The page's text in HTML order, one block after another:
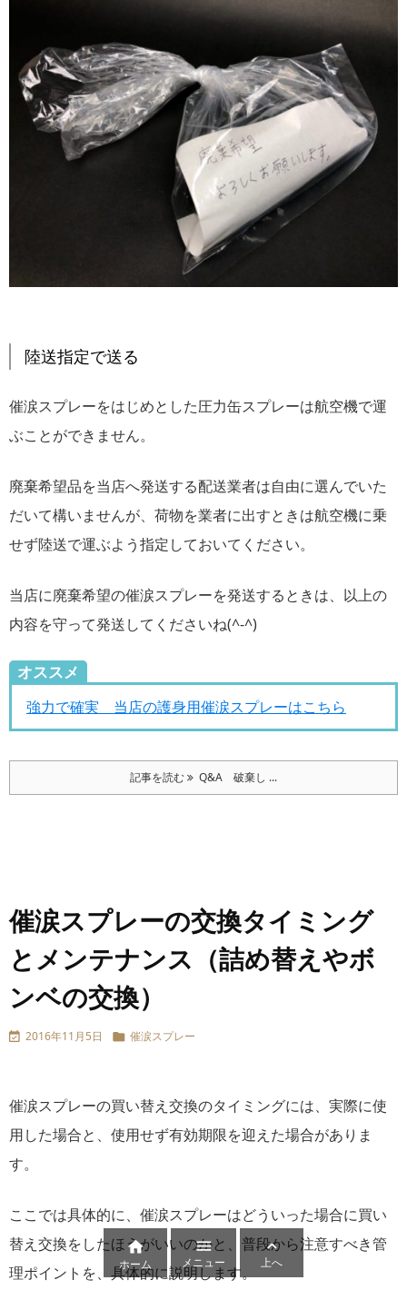
陸送指定で送る
催涙スプレーをはじめとした圧力缶スプレーは航空機で運
ぶことができません。
廃棄希望品を当店へ発送する配送業者は自由に選んでいた
だいて構いませんが、荷物を業者に出すときは航空機に乗
せず陸送で運ぶよう指定しておいてください。
当店に廃棄希望の催涙スプレーを発送するときは、以上の
内容を守って発送してくださいね(^-^)
オススメ
強力で確実 当店の護身用催涙スプレーはこちら
記事を読む Q&A 破棄し ...
催涙スプレーの交換タイミング
とメンテナンス（詰め替えやボ
ンベの交換）
 2016年11月5日  催涙スプレー
催涙スプレーの買い替え交換のタイミングには、実際に使
用した場合と、使用せず有効期限を迎えた場合がありま
す。
ここでは具体的に、催涙スプレーはどういった場合に買い
替え交換をしたほうがいいのかと、普段から注意すべき管
理ポイントを、具体的に説明します。

ホーム

メニュー

上へ